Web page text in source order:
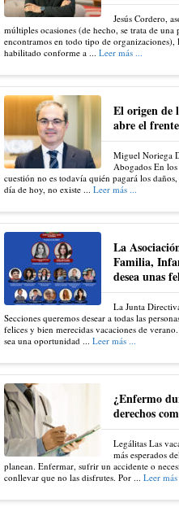
Jesús Cordero,
múltiples ocasiones (de hecho, se trata de
encontramos en todo tipo de organizaciones),
habilitado conforme a ... Leer más ...
El origen de
abre el
Miguel Noriega
Abogados En
cuestión no es todavía quién pagará los
día de hoy, no existe ... Leer más ...
La
Familia,
desea unas
La Junta
Secciones queremos desear a todas las
felices y bien merecidas vacaciones de
sea una oportunidad ... Leer más ...
¿Enfermo
derechos
Legálitas Las
más esperados
planean. Enfermar, sufrir un accidente o
conllevar que no las disfrutes. Por ... Leer